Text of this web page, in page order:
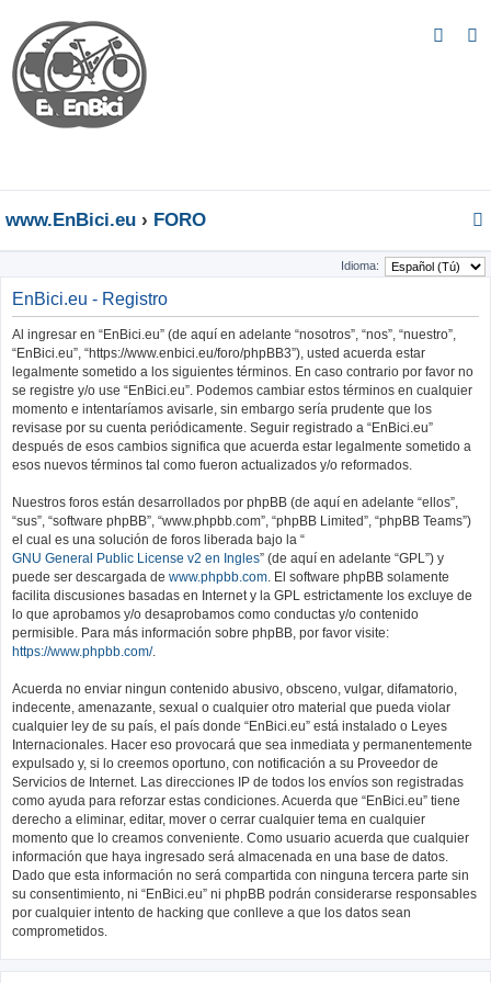
www.EnBici.eu FORO
Idioma:
EnBici.eu - Registro
Al ingresar en “EnBici.eu” (de aquí en adelante “nosotros”, “nos”, “nuestro”,
“EnBici.eu”, “https://www.enbici.eu/foro/phpBB3”), usted acuerda estar
legalmente sometido a los siguientes términos. En caso contrario por favor no
se registre y/o use “EnBici.eu”. Podemos cambiar estos términos en cualquier
momento e intentaríamos avisarle, sin embargo sería prudente que los
revisase por su cuenta periódicamente. Seguir registrado a “EnBici.eu”
después de esos cambios significa que acuerda estar legalmente sometido a
esos nuevos términos tal como fueron actualizados y/o reformados.
Nuestros foros están desarrollados por phpBB (de aquí en adelante “ellos”,
“sus”, “software phpBB”, “www.phpbb.com”, “phpBB Limited”, “phpBB Teams”)
el cual es una solución de foros liberada bajo la “
GNU General Public License v2 en Ingles” (de aquí en adelante “GPL”) y
puede ser descargada de www.phpbb.com. El software phpBB solamente
facilita discusiones basadas en Internet y la GPL estrictamente los excluye de
lo que aprobamos y/o desaprobamos como conductas y/o contenido
permisible. Para más información sobre phpBB, por favor visite:
https://www.phpbb.com/.
Acuerda no enviar ningun contenido abusivo, obsceno, vulgar, difamatorio,
indecente, amenazante, sexual o cualquier otro material que pueda violar
cualquier ley de su país, el país donde “EnBici.eu” está instalado o Leyes
Internacionales. Hacer eso provocará que sea inmediata y permanentemente
expulsado y, si lo creemos oportuno, con notificación a su Proveedor de
Servicios de Internet. Las direcciones IP de todos los envíos son registradas
como ayuda para reforzar estas condiciones. Acuerda que “EnBici.eu” tiene
derecho a eliminar, editar, mover o cerrar cualquier tema en cualquier
momento que lo creamos conveniente. Como usuario acuerda que cualquier
información que haya ingresado será almacenada en una base de datos.
Dado que esta información no será compartida con ninguna tercera parte sin
su consentimiento, ni “EnBici.eu” ni phpBB podrán considerarse responsables
por cualquier intento de hacking que conlleve a que los datos sean
comprometidos.